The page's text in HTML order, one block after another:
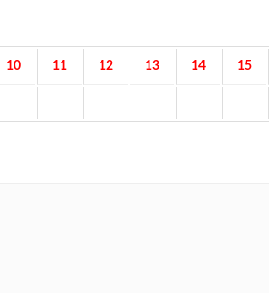
10 11 12 13 14 15